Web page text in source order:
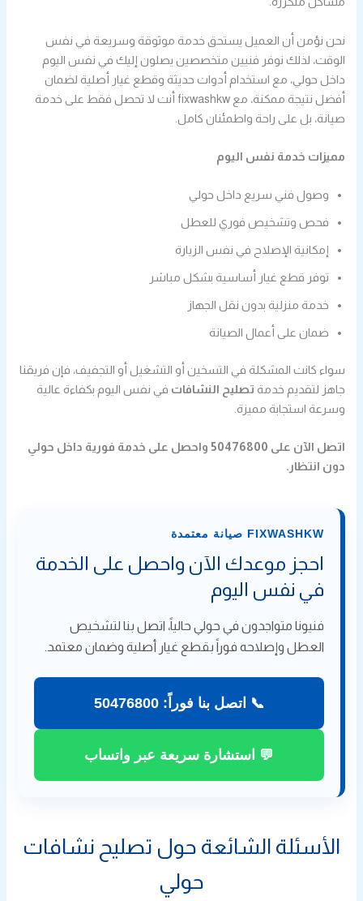
نحن نؤمن أن العميل يستحق خدمة موثوقة وسريعة في نفس
الوقت، لذلك نوفر فنيين متخصصين يصلون إليك في نفس اليوم
داخل حولي، مع استخدام أدوات حديثة وقطع غيار أصلية لضمان
أفضل نتيجة ممكنة، مع fixwashkw أنت لا تحصل فقط على خدمة
صيانة، بل على راحة واطمئنان كامل.
مميزات خدمة نفس اليوم
وصول فني سريع داخل حولي
فحص وتشخيص فوري للعطل
إمكانية الإصلاح في نفس الزيارة
توفر قطع غيار أساسية بشكل مباشر
خدمة منزلية بدون نقل الجهاز
ضمان على أعمال الصيانة
سواء كانت المشكلة في التسخين أو التشغيل أو التجفيف، فإن فريقنا
جاهز لتقديم خدمة تصليح النشافات في نفس اليوم بكفاءة عالية
وسرعة استجابة مميزة.
اتصل الآن على 50476800 واحصل على خدمة فورية داخل حولي
دون انتظار.
FIXWASHKW صيانة معتمدة
احجز موعدك الآن واحصل على الخدمة
في نفس اليوم
فنيونا متواجدون في حولي حالياً، اتصل بنا لتشخيص
العطل وإصلاحه فوراً بقطع غيار أصلية وضمان معتمد.
📞 اتصل بنا فوراً: 50476800
💬 استشارة سريعة عبر واتساب
الأسئلة الشائعة حول تصليح نشافات
حولي